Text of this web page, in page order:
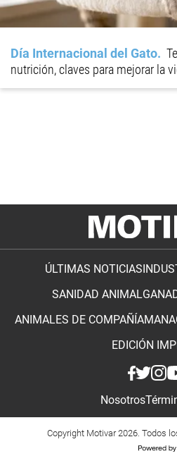
Día Internacional del Gato
nutrición, claves para mejorar la
ÚLTIMAS NOTICIAS
SANIDAD ANIMAL
ANIMALES DE COMPAÑÍA
EDICIÓN
Nosotros
Copyright Motivar 2026. Todos